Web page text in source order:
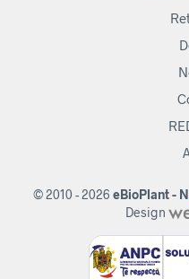
© 2010 - 2026 eBioPlant -
Design